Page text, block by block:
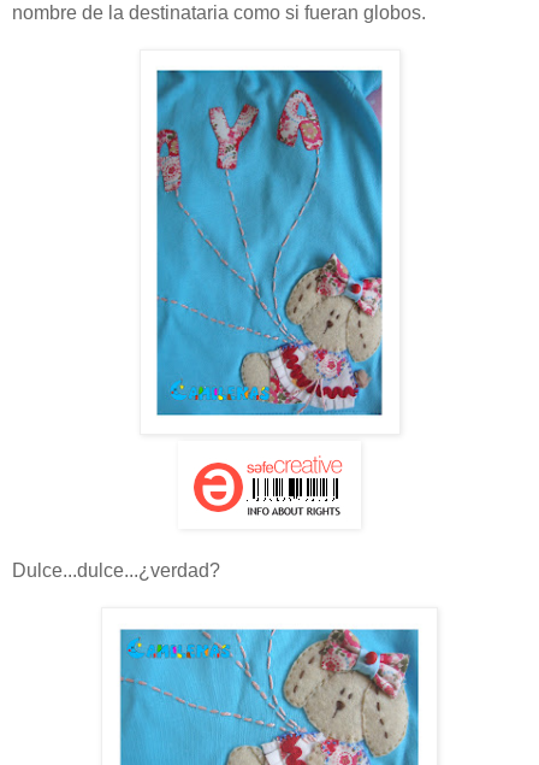
nombre de la destinataria como si fueran globos.
Dulce...dulce...¿verdad?